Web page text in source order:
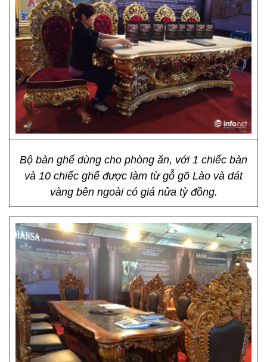
Bộ bàn ghế dùng cho phòng ăn, với 1 chiếc bàn
và 10 chiếc ghế được làm từ gỗ gõ Lào và dát
vàng bên ngoài có giá nửa tỳ đồng.